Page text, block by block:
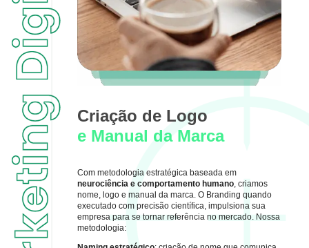
Criação de Logo
e Manual da Marca
Com metodologia estratégica baseada em
neurociência e comportamento humano, criamos
nome, logo e manual da marca. O Branding quando
executado com precisão científica, impulsiona sua
empresa para se tornar referência no mercado. Nossa
metodologia: